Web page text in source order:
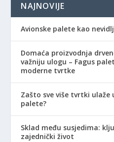
NAJNOVIJE
Avionske palete kao
Domaća proizvodnja
važniju ulogu – Fagus
moderne tvrtke
Zašto sve više tvrtki
palete?
Sklad među susjedima:
zajednički život